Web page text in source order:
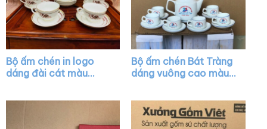
Bộ ấm chén in logo
dáng đài cát màu
Bộ ấm chén Bát Tràng
dáng vuông cao màu